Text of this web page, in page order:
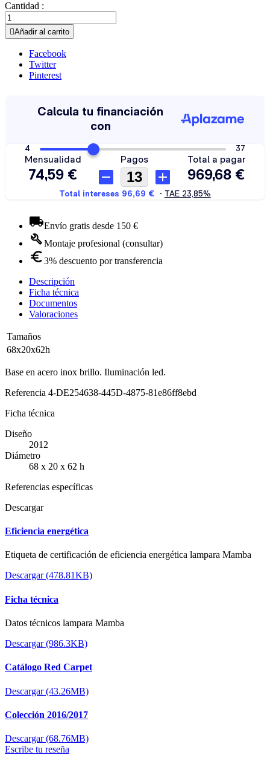
Cantidad :
Añadir al carrito
Facebook
Twitter
Pinterest
Envío gratis desde 150 €
Montaje profesional (consultar)
3% descuento por transferencia
Descripción
Ficha técnica
Documentos
Valoraciones
Tamaños
68x20x62h
Base en acero inox brillo. Iluminación led.
Referencia 4-DE254638-445D-4875-81e86ff8ebd
Ficha técnica
Diseño
2012
Diámetro
68 x 20 x 62 h
Referencias específicas
Descargar
Eficiencia energética
Etiqueta de certificación de eficiencia energética lampara Mamba
Descargar (478.81KB)
Ficha técnica
Datos técnicos lampara Mamba
Descargar (986.3KB)
Catálogo Red Carpet
Descargar (43.26MB)
Colección 2016/2017
Descargar (68.76MB)
Escribe tu reseña